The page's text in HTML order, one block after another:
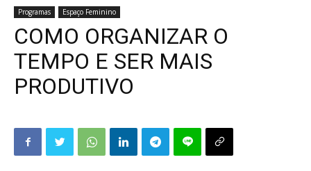
Programas Espaço Feminino
COMO ORGANIZAR O
TEMPO E SER MAIS
PRODUTIVO